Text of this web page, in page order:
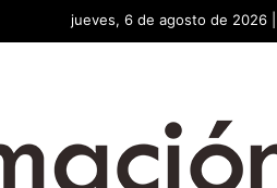
jueves, 6 de agosto de 2026